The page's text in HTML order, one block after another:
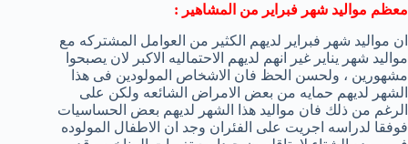
معظم مواليد شهر فبراير من المشاهير :
ان مواليد شهر فبراير لديهم الكثير من العوامل المشتركه مع
مواليد شهر يناير غير انهم لديهم الاحتماليه الاكبر لان يصبحوا
مشهورين ، ولحسن الحظ فان الاشخاص المولودين فى هذا
الشهر لديهم حمايه من بعض الامراض الشائعه ولكن على
الرغم من ذلك فان مواليد هذا الشهر لديهم بعض الحساسيات
فوفقا لدراسه اجريت على الفئران وجد ان الاطفال المولوده